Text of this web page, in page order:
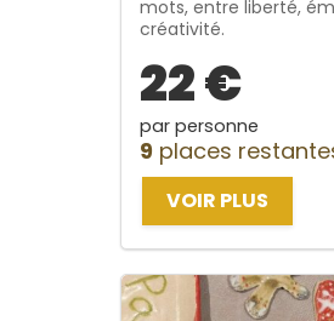
mots, entre liberté,
créativité.
22 €
par personne
9 places
VOIR PLUS